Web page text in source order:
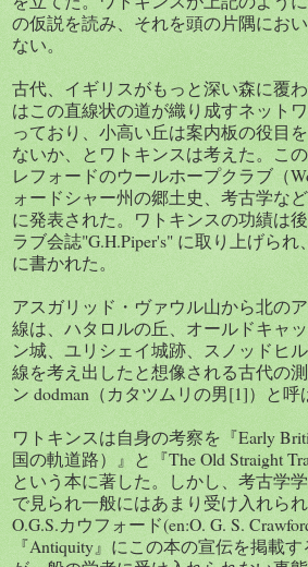
の仮説を読み、それを頭の片隅にお
ない。
古代、イギリスがもっと深い森に覆
はこの直線状の道が織り成すネット
っており、小高い丘は案内板の役目
ないか、とワトキンスは考えた。こ
レフォードのウールホープクラブ（
ォードシャー州の郷土史、考古学な
に発表された。ワトキンスの功績は
ラブ会誌"G.H.Piper's" に取り上げら
に書かれた。
アスガリッド・ヴァウル山から北の
線は、ハタロルの丘、オールドキャ
ン城、ユリシェイ城跡、スノッドヒ
線を考え出したと想像される古代の
ン dodman（カタツムリの男[1]）と呼
ワトキンスは自身の考察を『Early
国の軌道路）』と『The Old Straight
という本に著した。しかし、考古学
で見られ一般にはあまり受け入れら
O.G.S.カウフォード(en:O. G. S.
『Antiquity』にこの本の宣伝を掲載